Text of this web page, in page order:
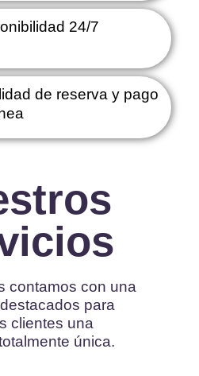
24/7
de reserva y pago
contamos con una
para
clientes una
única.